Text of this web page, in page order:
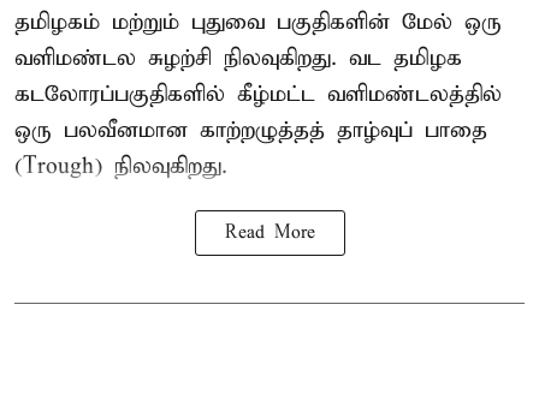
தமிழகம் மற்றும் புதுவை பகுதிகளின் மேல் ஒரு
வளிமண்டல சுழற்சி நிலவுகிறது. வட தமிழக
கடலோரப்பகுதிகளில் கீழ்மட்ட வளிமண்டலத்தில்
ஒரு பலவீனமான காற்றழுத்தத் தாழ்வுப் பாதை
(Trough) நிலவுகிறது.
Read More